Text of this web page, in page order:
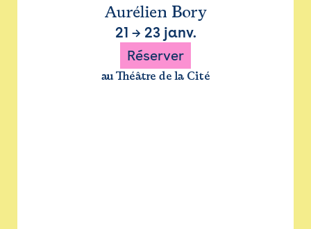
Aurélien Bory
21 → 23 janv.
Réserver
au Théâtre de la Cité